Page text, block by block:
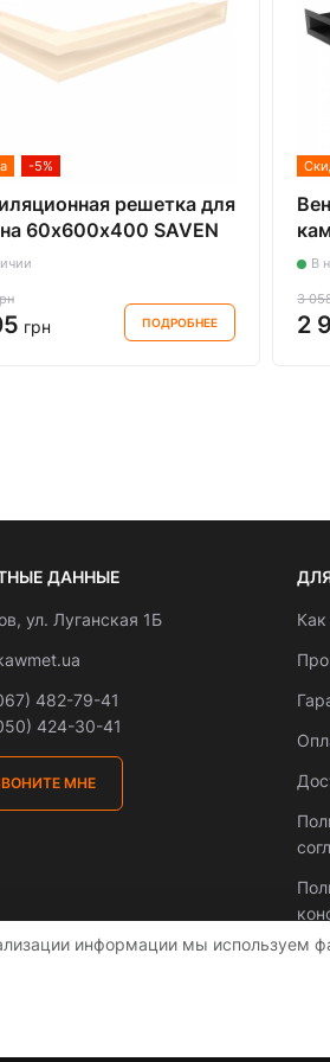
-5%
решетка для
60х600х400 SAVEN
угловая правая
грн ПОДРОБНЕЕ
В
3
2
ДАННЫЕ
ул. Луганская 1Б
482-79-41
424-30-41
МНЕ
Как
информации мы используем